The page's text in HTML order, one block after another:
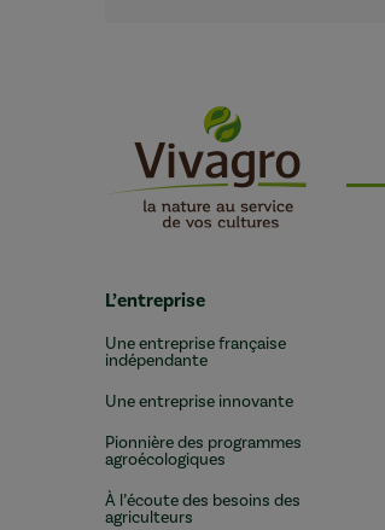
L’entreprise
Une entreprise française
indépendante
Une entreprise innovante
Pionnière des programmes
agroécologiques
À l’écoute des besoins des
agriculteurs